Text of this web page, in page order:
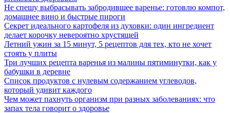
Не спешу выбрасывать забродившее варенье: готовлю компот,
домашнее вино и быстрые пироги
Секрет идеального картофеля из духовки: один ингредиент
делает корочку невероятно хрустящей
Летний ужин за 15 минут, 5 рецептов для тех, кто не хочет
стоять у плиты
Три лучших рецепта варенья из малины пятиминутки, как у
бабушки в деревне
Список продуктов с нулевым содержанием углеводов,
который удивит каждого
Чем может пахнуть организм при разных заболеваниях: что
запах тела говорит о здоровье